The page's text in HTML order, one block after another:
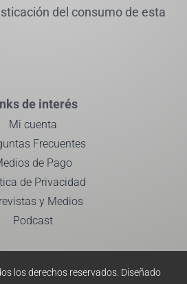
del consumo de esta
de interés
Mi cuenta
Frecuentes
de Pago
de Privacidad
y Medios
Podcast
los derechos reservados. Diseñado